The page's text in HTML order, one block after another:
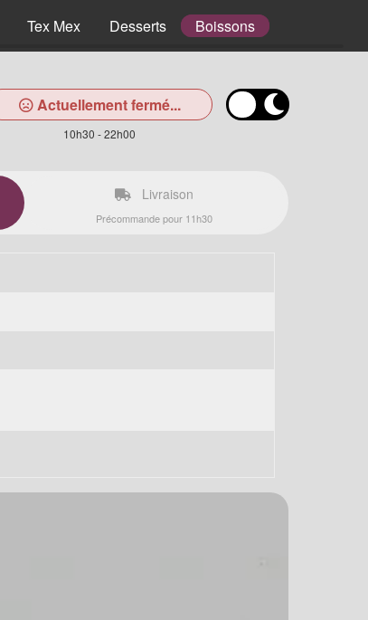
Tex Mex Desserts Boissons
Actuellement fermé...
10h30 - 22h00
Livraison
Précommande pour 11h30